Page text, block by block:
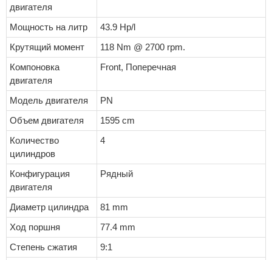
двигателя
Мощность на литр
43.9 Hp/l
Крутящий момент
118 Nm @ 2700 rpm.
Компоновка
двигателя
Front, Поперечная
Модель двигателя
PN
Объем двигателя
1595 cm
Количество
цилиндров
4
Конфигурация
двигателя
Рядный
Диаметр цилиндра
81 mm
Ход поршня
77.4 mm
Степень сжатия
9:1